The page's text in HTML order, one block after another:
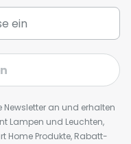
Newsletter an und erhalten
Lampen und Leuchten,
Home Produkte, Rabatt-